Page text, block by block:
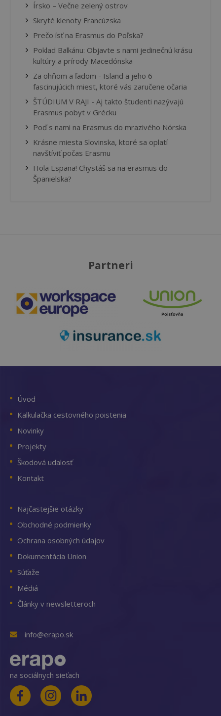
Írsko – Večne zelený ostrov
Skryté klenoty Francúzska
Prečo ísť na Erasmus do Poľska?
Poklad Balkánu: Objavte s nami jedinečnú krásu
kultúry a prírody Macedónska
Za ohňom a ľadom - Island a jeho 6
fascinujúcich miest, ktoré vás zaručene očaria
ŠTÚDIUM V RAJI - Aj takto študenti nazývajú
Erasmus pobyt v Grécku
Poď s nami na Erasmus do mrazivého Nórska
Krásne miesta Slovinska, ktoré sa oplatí
navštíviť počas Erasmu
Hola Espana! Chystáš sa na erasmus do
Španielska?
Partneri
Úvod
Kalkulačka cestovného poistenia
Novinky
Projekty
Škodová udalosť
Kontakt
Najčastejšie otázky
Obchodné podmienky
Ochrana osobných údajov
Dokumentácia Union
Súťaže
Médiá
Články v newsletteroch
info@erapo.sk
na sociálnych sieťach